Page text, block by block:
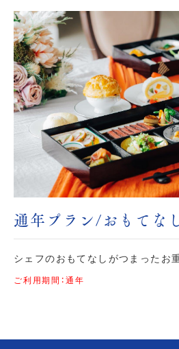
通年プラン/おもてな
シェフのおもてなしがつまったお
ご利用期間：通年